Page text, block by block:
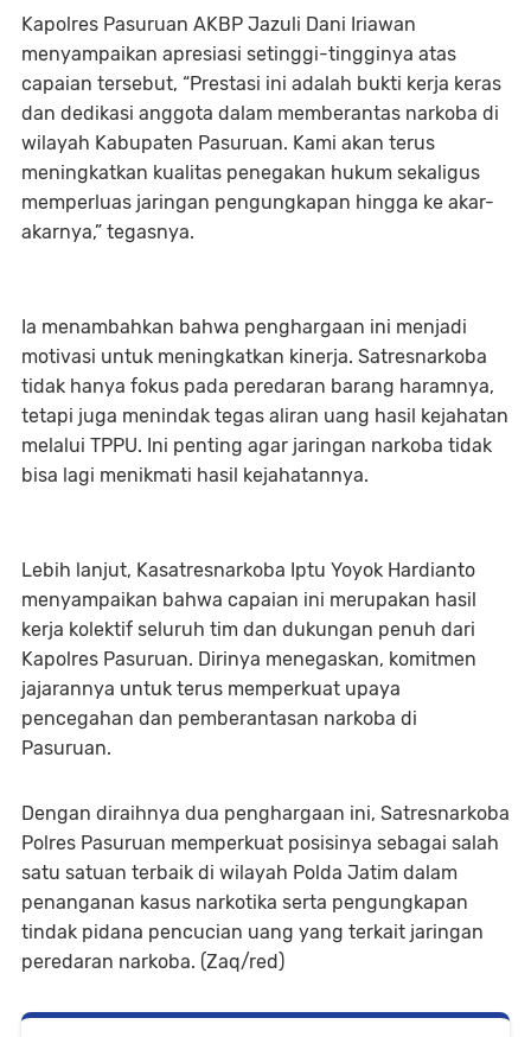
Kapolres Pasuruan AKBP Jazuli Dani Iriawan
menyampaikan apresiasi setinggi-tingginya atas
capaian tersebut, “Prestasi ini adalah bukti kerja keras
dan dedikasi anggota dalam memberantas narkoba di
wilayah Kabupaten Pasuruan. Kami akan terus
meningkatkan kualitas penegakan hukum sekaligus
memperluas jaringan pengungkapan hingga ke akar-
akarnya,” tegasnya.
Ia menambahkan bahwa penghargaan ini menjadi
motivasi untuk meningkatkan kinerja. Satresnarkoba
tidak hanya fokus pada peredaran barang haramnya,
tetapi juga menindak tegas aliran uang hasil kejahatan
melalui TPPU. Ini penting agar jaringan narkoba tidak
bisa lagi menikmati hasil kejahatannya.
Lebih lanjut, Kasatresnarkoba Iptu Yoyok Hardianto
menyampaikan bahwa capaian ini merupakan hasil
kerja kolektif seluruh tim dan dukungan penuh dari
Kapolres Pasuruan. Dirinya menegaskan, komitmen
jajarannya untuk terus memperkuat upaya
pencegahan dan pemberantasan narkoba di
Pasuruan.
Dengan diraihnya dua penghargaan ini, Satresnarkoba
Polres Pasuruan memperkuat posisinya sebagai salah
satu satuan terbaik di wilayah Polda Jatim dalam
penanganan kasus narkotika serta pengungkapan
tindak pidana pencucian uang yang terkait jaringan
peredaran narkoba. (Zaq/red)